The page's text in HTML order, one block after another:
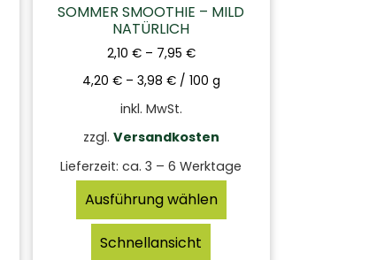
SOMMER SMOOTHIE – MILD
NATÜRLICH
2,10 €– 7,95 €
4,20 €– 3,98 €/ 100 g
inkl. MwSt.
zzgl. Versandkosten
Lieferzeit:ca. 3 – 6 Werktage
Ausführung wählen
Schnellansicht